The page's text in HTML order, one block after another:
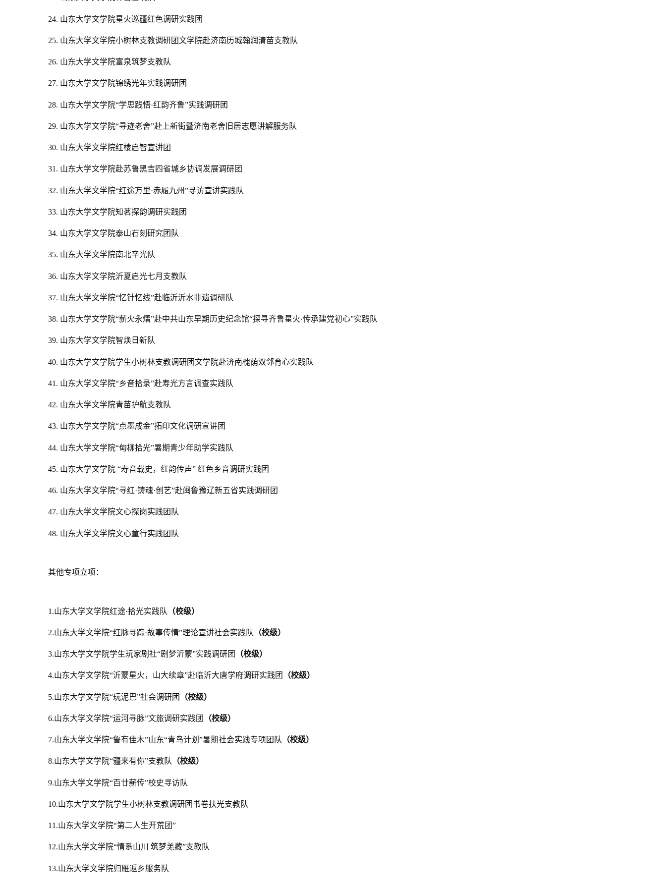
24. 山东大学文学院星火巡疆红色调研实践团
25. 山东大学文学院小树林支教调研团文学院赴济南历城翰润清苗支教队
26. 山东大学文学院富泉筑梦支教队
27. 山东大学文学院锦绣光年实践调研团
28. 山东大学文学院“学思践悟·红韵齐鲁”实践调研团
29. 山东大学文学院“寻迹老舍”赴上新街暨济南老舍旧居志愿讲解服务队
30. 山东大学文学院红楼启智宣讲团
31. 山东大学文学院赴苏鲁黑吉四省城乡协调发展调研团
32. 山东大学文学院“红途万里·赤履九州”寻访宣讲实践队
33. 山东大学文学院知茗探韵调研实践团
34. 山东大学文学院泰山石刻研究团队
35. 山东大学文学院南北辛光队
36. 山东大学文学院沂夏启光七月支教队
37. 山东大学文学院“忆针忆线”赴临沂沂水非遗调研队
38. 山东大学文学院“薪火永熠”赴中共山东早期历史纪念馆“探寻齐鲁星火·传承建党初心”实践队
39. 山东大学文学院智焕日新队
40. 山东大学文学院学生小树林支教调研团文学院赴济南槐荫双邻育心实践队
41. 山东大学文学院“乡音拾录”赴寿光方言调查实践队
42. 山东大学文学院青苗护航支教队
43. 山东大学文学院“点墨成金”拓印文化调研宣讲团
44. 山东大学文学院“甸柳拾光”暑期青少年助学实践队
45. 山东大学文学院 “寿音载史，红韵传声” 红色乡音调研实践团
46. 山东大学文学院“寻红·铸魂·创艺”赴闽鲁豫辽新五省实践调研团
47. 山东大学文学院文心探岗实践团队
48. 山东大学文学院文心童行实践团队
其他专项立项：
1.山东大学文学院红途·拾光实践队 （校级）
2.山东大学文学院“红脉寻踪·故事传情”理论宣讲社会实践队 （校级）
3.山东大学文学院学生玩家剧社“剧梦沂蒙”实践调研团 （校级）
4.山东大学文学院“沂蒙星火，山大续章”赴临沂大唐学府调研实践团 （校级）
5.山东大学文学院“玩泥巴”社会调研团 （校级）
6.山东大学文学院“运河寻脉”文旅调研实践团 （校级）
7.山东大学文学院“鲁有佳木”山东“青鸟计划”暑期社会实践专项团队 （校级）
8.山东大学文学院“疆来有你”支教队 （校级）
9.山东大学文学院“百廿薪传”校史寻访队
10.山东大学文学院学生小树林支教调研团书卷扶光支教队
11.山东大学文学院“第二人生开荒团”
12.山东大学文学院“情系山川 筑梦羌藏”支教队
13.山东大学文学院归雁返乡服务队